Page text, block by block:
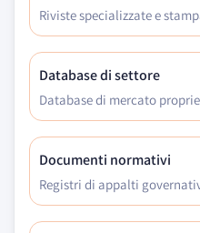
Riviste specializzate e
Database di settore
Database di mercato
Documenti normativi
Registri di appalti